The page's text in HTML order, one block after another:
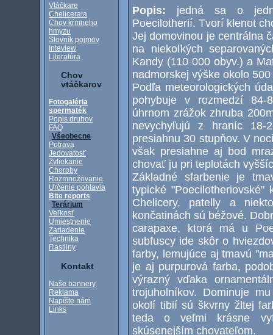
Vtáčkare
Chelicerata
Chov kŕmneho
hmyzu
Slovník pojmov
Inteview
Literatúra
Chov
vtáčkarov
Fotogaléria
spermaték
Popis druhov
FAQ
Všeobecne
Potrava
Jedovatosť
Zvliekanie
Choroby
Rozmnožovanie
Určenie pohlavia
Bite reports
Terárium
Veľkosť
Umiestnenie
Zariadenie
Technika
Rastliny
Kontakt
Naše bannery
Reklama
Napíšte nám
Links
Popis: jedná sa o
Poecilotherií. Tvorí klenot
Jej domovinou je centrálna
na niekoľkých
Kandy (110 000 obyv.) a
nadmorskej výške okolo
Podľa meteorologických
pohybuje v rozmedzí 84-
úhrnom zrážok zhruba
nevychyľujú z hraníc 18-
presiahnu 30 stupňov. V
však presiahne aj bod
chovať ju pri teplotách
Základné sfarbenie je
typické
Chelicery, patelly a
končatinách sú béžové.
carapaxe, ktorá má u
subfuscy ide skôr o
farby, lemujúce aj tmavú
je aj purpurová farba,
výrazný vďaka
trojuholníkov. Dominuje
okolí tibií sú škvrny žltej
teda o veľmi krásne
skúsenejším chovateľom.